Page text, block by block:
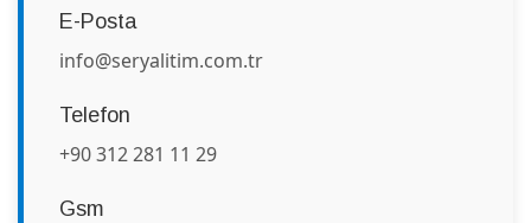
E-Posta
info@seryalitim.com.tr
Telefon
+90 312 281 11 29
Gsm